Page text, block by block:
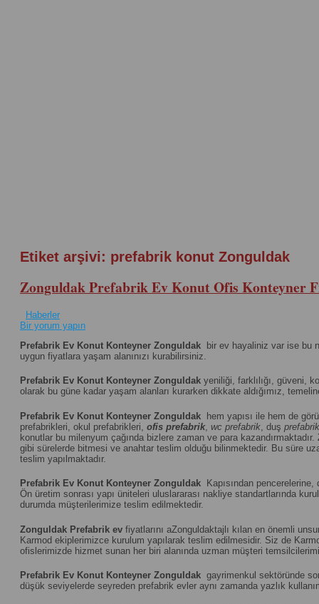
Etiket arşivi: prefabrik konut Zonguldak
Zonguldak Prefabrik Ev Konut Ofis Konteyner
Haberler
Bir yorum yapın
Prefabrik Ev Konut Konteyner Zonguldak bir ev hayaliniz var ise bu
uygun fiyatlara yaşam alanınızı kurabilirsiniz.
Prefabrik Ev Konut Konteyner Zonguldak yeniliği, farklılığı, güveni,
olarak bu güne kadar yaşam alanları kurarken dikkate aldığımız,
Prefabrik Ev Konut Konteyner Zonguldak hem yapısı ile hem de
prefabrikleri, okul prefabrikleri, ofis prefabrik, wc prefabrik , duş prefabrik
konutlar bu milenyum çağında bizlere zaman ve para kazandırmaktadır.
gibi sürelerde bitmesi ve anahtar teslim olduğu bilinmektedir. Bu süre
teslim yapılmaktadır.
Prefabrik Ev Konut Konteyner Zonguldak Kapısından
Ön üretim sonrası yapı üniteleri uluslararası nakliye standartlarında
durumda müşterilerimize teslim edilmektedir.
Zonguldak Prefabrik ev fiyatlarını aZonguldaktajlı kılan en önemli
Karmod ekiplerimizce kurulum yapılarak teslim edilmesidir. Siz de
ofislerimizde hizmet sunan her biri alanında uzman müşteri
Prefabrik Ev Konut Konteyner Zonguldak gayrimenkul sektöründe
düşük seviyelerde seyreden prefabrik evler aynı zamanda yazlık